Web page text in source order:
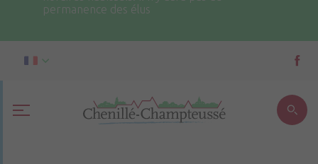
permanence des élus